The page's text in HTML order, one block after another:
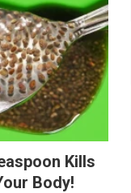
Kills
Body!